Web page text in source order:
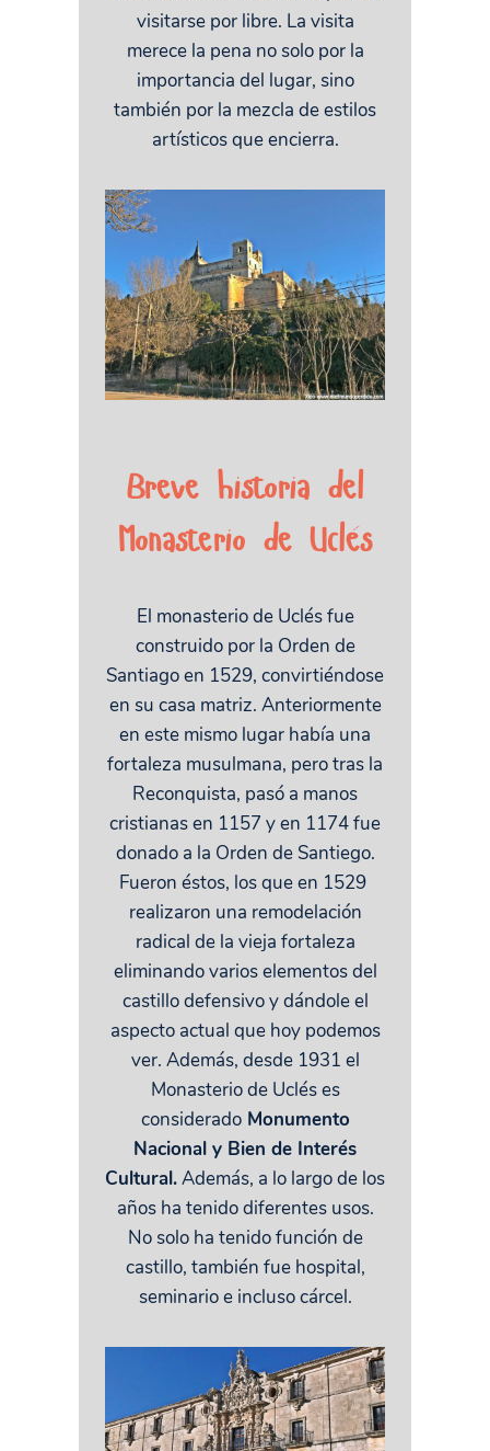
visitarse por libre. La visita
merece la pena no solo por la
importancia del lugar, sino
también por la mezcla de estilos
artísticos que encierra.
Breve historia del
Monasterio de Uclés
El monasterio de Uclés fue
construido por la Orden de
Santiago en 1529, convirtiéndose
en su casa matriz. Anteriormente
en este mismo lugar había una
fortaleza musulmana, pero tras la
Reconquista, pasó a manos
cristianas en 1157 y en 1174 fue
donado a la Orden de Santiego.
Fueron éstos, los que en 1529
realizaron una remodelación
radical de la vieja fortaleza
eliminando varios elementos del
castillo defensivo y dándole el
aspecto actual que hoy podemos
ver. Además, desde 1931 el
Monasterio de Uclés es
consideradoMonumento
Nacional y Bien de Interés
Cultural.Además, a lo largo de los
años ha tenido diferentes usos.
No solo ha tenido función de
castillo, también fue hospital,
seminario e incluso cárcel.